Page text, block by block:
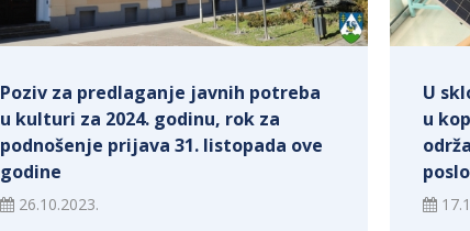
Poziv za predlaganje javnih potreba
u kulturi za 2024. godinu, rok za
podnošenje prijava 31. listopada ove
godine
26.10.2023.
U
u